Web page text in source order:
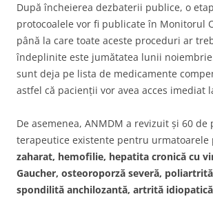
După încheierea dezbaterii publice, o
protocoalele vor fi publicate în Monitorul
până la care toate aceste proceduri ar
îndeplinite este jumătatea lunii
sunt deja pe lista de medicamente
astfel că pacienții vor avea acces imediat
De asemenea, ANMDM a revizuit și 60 de
terapeutice existente pentru urmatoarele
zaharat, hemofilie, hepatita cronică cu
Gaucher, osteoroporză severă,
spondilită anchilozantă, artrită